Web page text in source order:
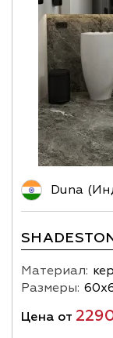
Duna
Материал:
Размеры:
Цена от